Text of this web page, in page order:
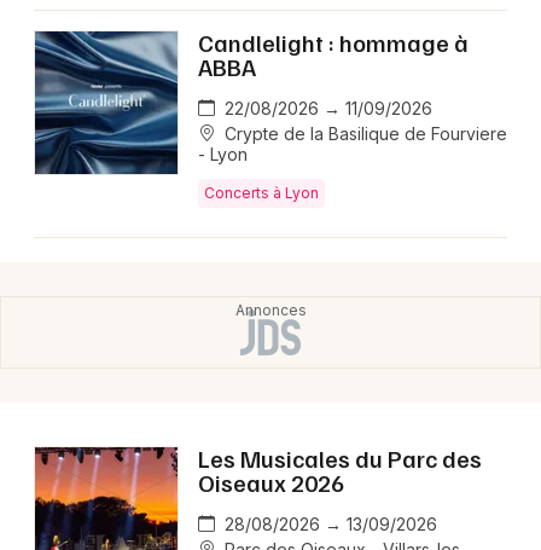
Candlelight : hommage à
ABBA
22/08/2026 → 11/09/2026
Crypte de la Basilique de Fourviere
- Lyon
Concerts à Lyon
Les Musicales du Parc des
Oiseaux 2026
28/08/2026 → 13/09/2026